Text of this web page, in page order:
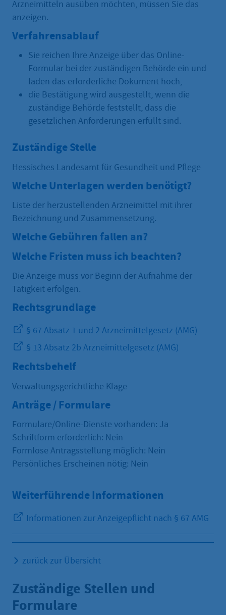
Arzneimitteln ausüben möchten, müssen Sie das
anzeigen.
Verfahrensablauf
Sie reichen Ihre Anzeige über das Online-
Formular bei der zuständigen Behörde ein und
laden das erforderliche Dokument hoch,
die Bestätigung wird ausgestellt, wenn die
zuständige Behörde feststellt, dass die
gesetzlichen Anforderungen erfüllt sind.
Zuständige Stelle
Hessisches Landesamt für Gesundheit und Pflege
Welche Unterlagen werden benötigt?
Liste der herzustellenden Arzneimittel mit ihrer
Bezeichnung und Zusammensetzung.
Welche Gebühren fallen an?
Welche Fristen muss ich beachten?
Die Anzeige muss vor Beginn der Aufnahme der
Tätigkeit erfolgen.
Rechtsgrundlage
§ 67 Absatz 1 und 2 Arzneimittelgesetz (AMG)
§ 13 Absatz 2b Arzneimittelgesetz (AMG)
Rechtsbehelf
Verwaltungsgerichtliche Klage
Anträge / Formulare
Formulare/Online-Dienste vorhanden: Ja
Schriftform erforderlich: Nein
Formlose Antragsstellung möglich: Nein
Persönliches Erscheinen nötig: Nein
Weiterführende Informationen
Informationen zur Anzeigepflicht nach § 67 AMG
zurück zur Übersicht
Zuständige Stellen und
Formulare